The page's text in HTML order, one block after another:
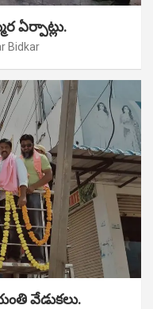
ఏర్పాట్లు.
Bidkar
వేడుకలు.